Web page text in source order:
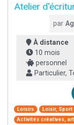
Atelier
par
À distance
10 mois
personnel
Particulier,
Loisirs
Loisir,
Activités créatives,